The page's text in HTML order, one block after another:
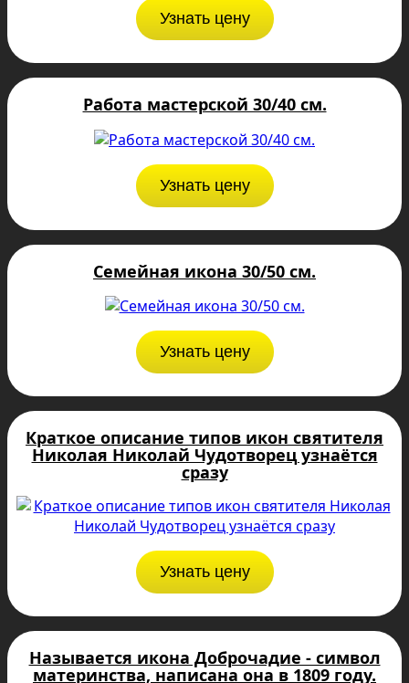
Узнать цену
Работа мастерской 30/40 см.
Узнать цену
Семейная икона 30/50 см.
Узнать цену
Краткое описание типов икон святителя
Николая Николай Чудотворец узнаётся
сразу
Узнать цену
Называется икона Доброчадие - cимвол
материнства, написана она в 1809 году.